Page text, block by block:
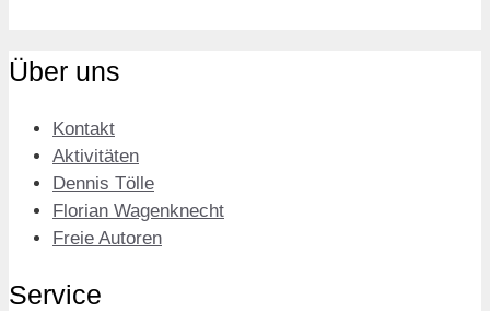
Über uns
Kontakt
Aktivitäten
Dennis Tölle
Florian Wagenknecht
Freie Autoren
Service